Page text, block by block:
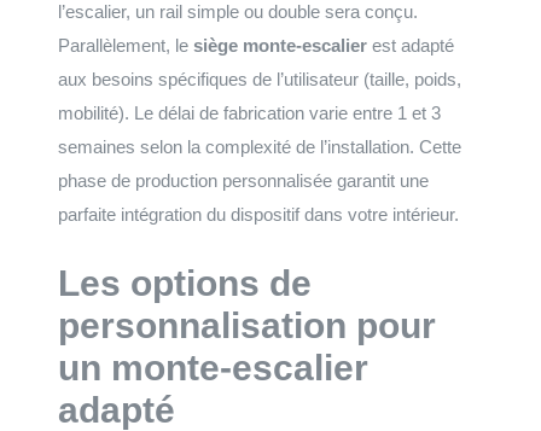
l’escalier, un rail simple ou double sera conçu.
Parallèlement, le siège monte-escalier est adapté
aux besoins spécifiques de l’utilisateur (taille, poids,
mobilité). Le délai de fabrication varie entre 1 et 3
semaines selon la complexité de l’installation. Cette
phase de production personnalisée garantit une
parfaite intégration du dispositif dans votre intérieur.
Les options de
personnalisation pour
un monte-escalier
adapté